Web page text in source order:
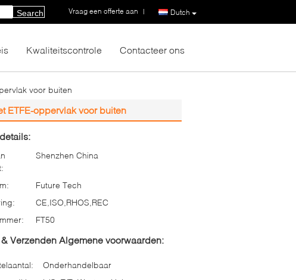
Dutch
Vraag een offerte aan |
Search
Kwaliteitscontrole Contacteer ons
voor buiten
ETFE-oppervlak voor buiten
Shenzhen China
Future Tech
CE,ISO,RHOS,REC
FT50
Verzenden Algemene voorwaarden:
Onderhandelbaar